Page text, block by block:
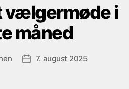
i
måned
Indlægsdato
7. august 2025